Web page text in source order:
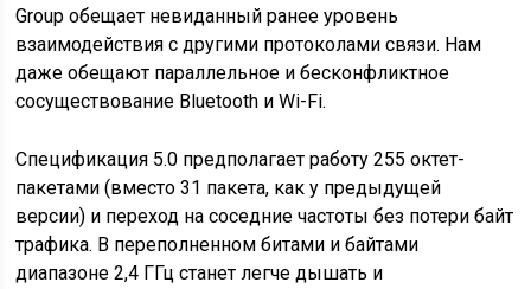
Group обещает невиданный ранее уровень
взаимодействия с другими протоколами связи. Нам
даже обещают параллельное и бесконфликтное
сосуществование Bluetooth и Wi-Fi.
Спецификация 5.0 предполагает работу 255 октет-
пакетами (вместо 31 пакета, как у предыдущей
версии) и переход на соседние частоты без потери байт
трафика. В переполненном битами и байтами
диапазоне 2,4 ГГц станет легче дышать и